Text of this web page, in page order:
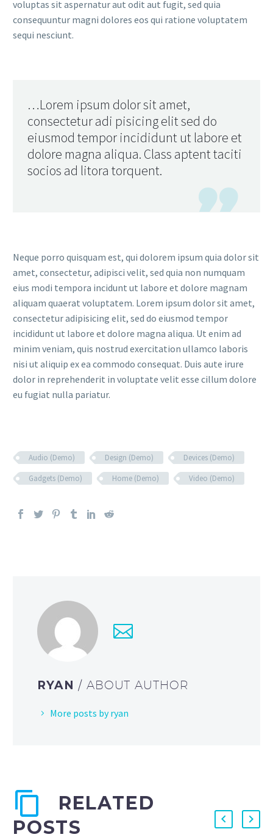
voluptas sit aspernatur aut odit aut fugit, sed quia
consequuntur magni dolores eos qui ratione voluptatem
sequi nesciunt.
…Lorem ipsum dolor sit amet,
consectetur adi pisicing elit sed do
eiusmod tempor incididunt ut labore et
dolore magna aliqua. Class aptent taciti
socios ad litora torquent.

Neque porro quisquam est, qui dolorem ipsum quia dolor sit
amet, consectetur, adipisci velit, sed quia non numquam
eius modi tempora incidunt ut labore et dolore magnam
aliquam quaerat voluptatem. Lorem ipsum dolor sit amet,
consectetur adipisicing elit, sed do eiusmod tempor
incididunt ut labore et dolore magna aliqua. Ut enim ad
minim veniam, quis nostrud exercitation ullamco laboris
nisi ut aliquip ex ea commodo consequat. Duis aute irure
dolor in reprehenderit in voluptate velit esse cillum dolore
eu fugiat nulla pariatur.
Audio (Demo) Design (Demo)
Devices (Demo)
Gadgets (Demo)
Home (Demo) Video (Demo)
RYAN / ABOUT AUTHOR
More posts by ryan
RELATED
POSTS